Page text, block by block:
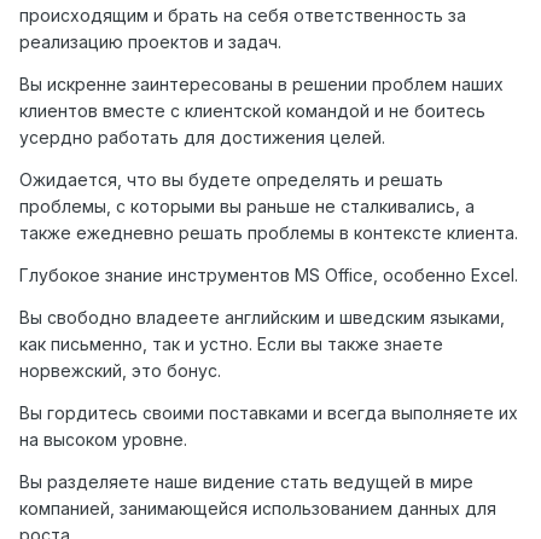
происходящим и брать на себя ответственность за
реализацию проектов и задач.
Вы искренне заинтересованы в решении проблем наших
клиентов вместе с клиентской командой и не боитесь
усердно работать для достижения целей.
Ожидается, что вы будете определять и решать
проблемы, с которыми вы раньше не сталкивались, а
также ежедневно решать проблемы в контексте клиента.
Глубокое знание инструментов MS Office, особенно Excel.
Вы свободно владеете английским и шведским языками,
как письменно, так и устно. Если вы также знаете
норвежский, это бонус.
Вы гордитесь своими поставками и всегда выполняете их
на высоком уровне.
Вы разделяете наше видение стать ведущей в мире
компанией, занимающейся использованием данных для